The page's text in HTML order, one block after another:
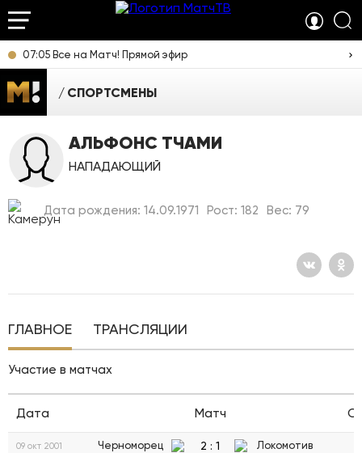
07:05 Все на Матч! Прямой эфир
СПОРТСМЕНЫ
АЛЬФОНС ТЧАМИ
НАПАДАЮЩИЙ
Дата рождения: 14.09.1971 Рост: 182 Вес: 79
ГЛАВНОЕ ТРАНСЛЯЦИИ
Участие в матчах
Дата Матч
09 окт 2001 Черноморец 2 : 1 Локомотив